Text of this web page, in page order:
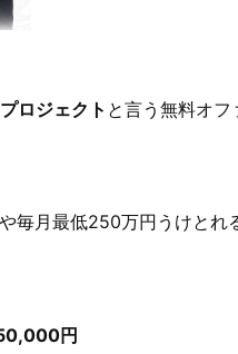
ロジェクト と言う無料オフ
月最低250万円うけとれ
円